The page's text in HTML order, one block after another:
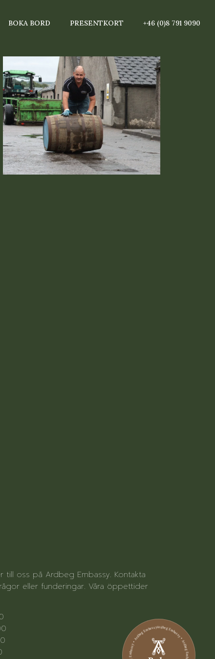
BOKA BORD PRESENTKORT +46 (0)8 791 9090
oss på Ardbeg Embassy. Kontakta
eller funderingar. Våra öppettider